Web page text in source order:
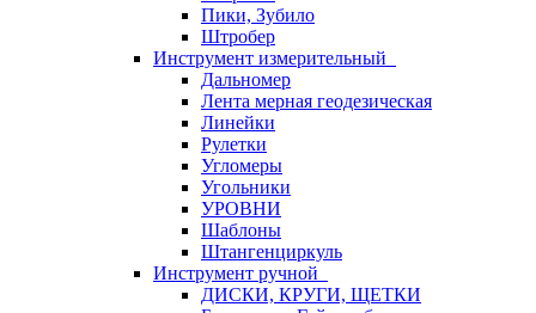
Пики, Зубило
Штробер
Инструмент измерительный
Дальномер
Лента мерная геодезическая
Линейки
Рулетки
Угломеры
Угольники
УРОВНИ
Шаблоны
Штангенциркуль
Инструмент ручной
ДИСКИ, КРУГИ, ЩЕТКИ